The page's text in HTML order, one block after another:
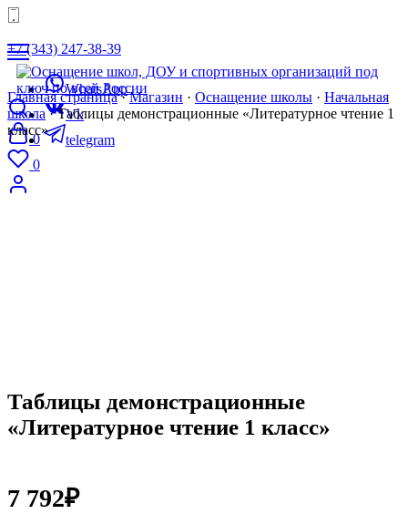
+7 (343) 247-38-39
WhatsApp
Vk
telegram
0
0
Главная страница·Магазин · Оснащение школы · Начальная
школа·Таблицы демонстрационные «Литературное чтение 1
класс»
Таблицы демонстрационные
«Литературное чтение 1 класс»
7 792₽